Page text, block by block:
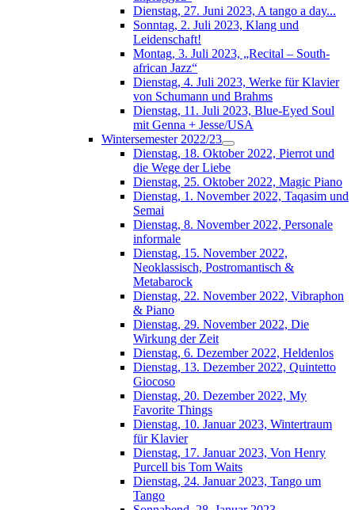
Dienstag, 27. Juni 2023, A tango a day...
Sonntag, 2. Juli 2023, Klang und
Leidenschaft!
Montag, 3. Juli 2023, „Recital – South-
african Jazz“
Dienstag, 4. Juli 2023, Werke für Klavier
von Schumann und Brahms
Dienstag, 11. Juli 2023, Blue-Eyed Soul
mit Genna + Jesse/USA
Wintersemester 2022/23
Dienstag, 18. Oktober 2022, Pierrot und
die Wege der Liebe
Dienstag, 25. Oktober 2022, Magic Piano
Dienstag, 1. November 2022, Taqasim und
Semai
Dienstag, 8. November 2022, Personale
informale
Dienstag, 15. November 2022,
Neoklassisch, Postromantisch &
Metabarock
Dienstag, 22. November 2022, Vibraphon
& Piano
Dienstag, 29. November 2022, Die
Wirkung der Zeit
Dienstag, 6. Dezember 2022, Heldenlos
Dienstag, 13. Dezember 2022, Quintetto
Giocoso
Dienstag, 20. Dezember 2022, My
Favorite Things
Dienstag, 10. Januar 2023, Wintertraum
für Klavier
Dienstag, 17. Januar 2023, Von Henry
Purcell bis Tom Waits
Dienstag, 24. Januar 2023, Tango um
Tango